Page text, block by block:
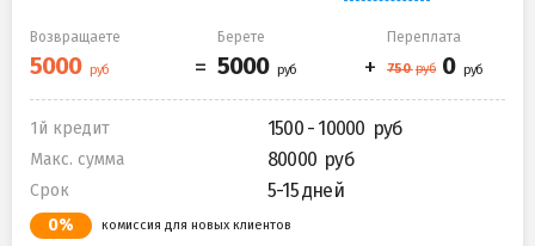
Возвращаете Берете Переплата
1й кредит 1500 - 10000
Макс. сумма 80000
Срок 5-15 дней
0% комиссия для новых клиентов